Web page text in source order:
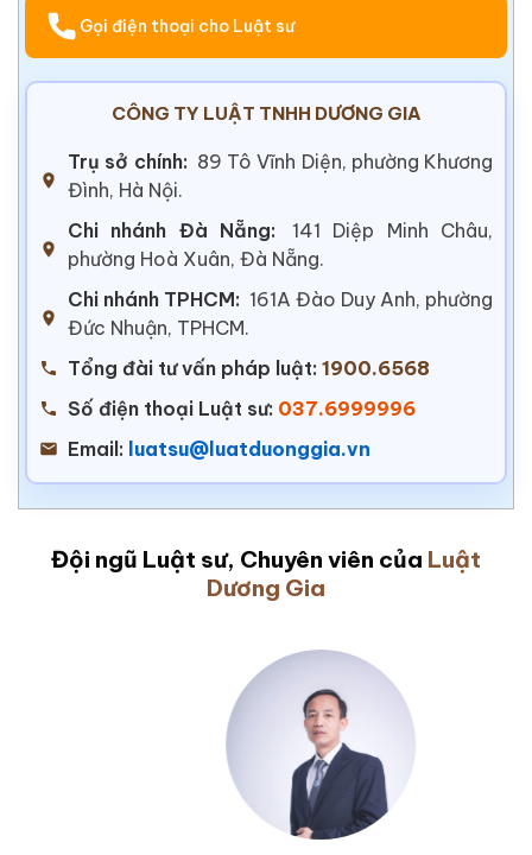
Gọi điện thoại cho Luật sư
CÔNG TY LUẬT TNHH DƯƠNG GIA
Trụ sở chính: 89 Tô Vĩnh Diện, phường Khương
Đình, Hà Nội.
Chi nhánh Đà Nẵng:
141 Diệp Minh Châu,
phường Hoà Xuân, Đà Nẵng.
Chi nhánh TPHCM: 161A Đào Duy Anh, phường
Đức Nhuận, TPHCM.
Tổng đài tư vấn pháp luật: 1900.6568
Số điện thoại Luật sư: 037.6999996
Email: luatsu@luatduonggia.vn
Đội ngũ Luật sư, Chuyên viên của Luật
Dương Gia